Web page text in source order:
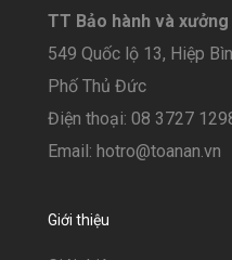
TT Bảo hành và
549 Quốc lộ 13, Hiệp
Phố Thủ Đức
Điện thoại: 08 3727
Email: hotro@toanan.vn
Giới thiệu